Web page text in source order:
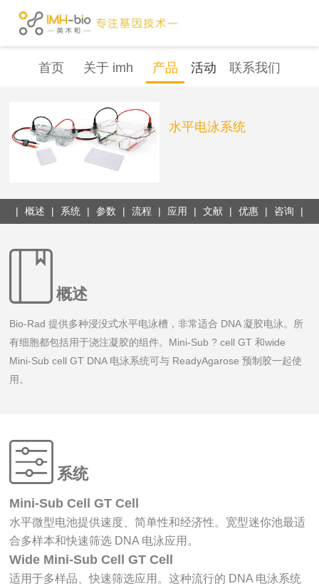
首页 关于 imh 产品 活动 联系我们
水平电泳系统
| 概述 | 系统 | 参数 | 流程 | 应用 | 文献 | 优惠 | 咨询 |
概述
Bio-Rad 提供多种浸没式水平电泳槽，非常适合 DNA 凝胶电泳。所
有细胞都包括用于浇注凝胶的组件。Mini-Sub ? cell GT 和wide
Mini-Sub cell GT DNA 电泳系统可与 ReadyAgarose 预制胶一起使
用。
系统
Mini-Sub Cell GT Cell
水平微型电池提供速度、简单性和经济性。宽型迷你池最适
合多样本和快速筛选 DNA 电泳应用。
Wide Mini-Sub Cell GT Cell
适用于多样品、快速筛选应用。这种流行的 DNA 电泳系统